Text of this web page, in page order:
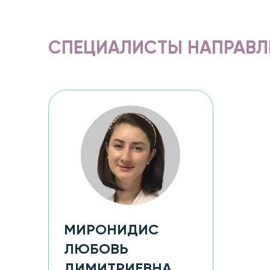
СПЕЦИАЛИСТЫ
МИРОНИДИС
ЛЮБОВЬ